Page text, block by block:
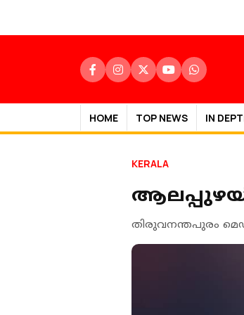
HOME TOP NEWS IN
KERALA
തിരുവനന്തപുരം